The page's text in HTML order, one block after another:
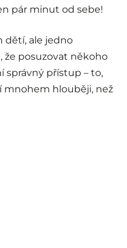
pár minut od sebe!
dětí, ale jedno
že posuzovat někoho
správný přístup – to,
mnohem hlouběji, než